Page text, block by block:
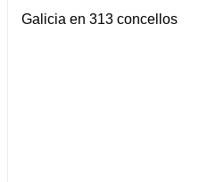
Galicia en 313 concellos